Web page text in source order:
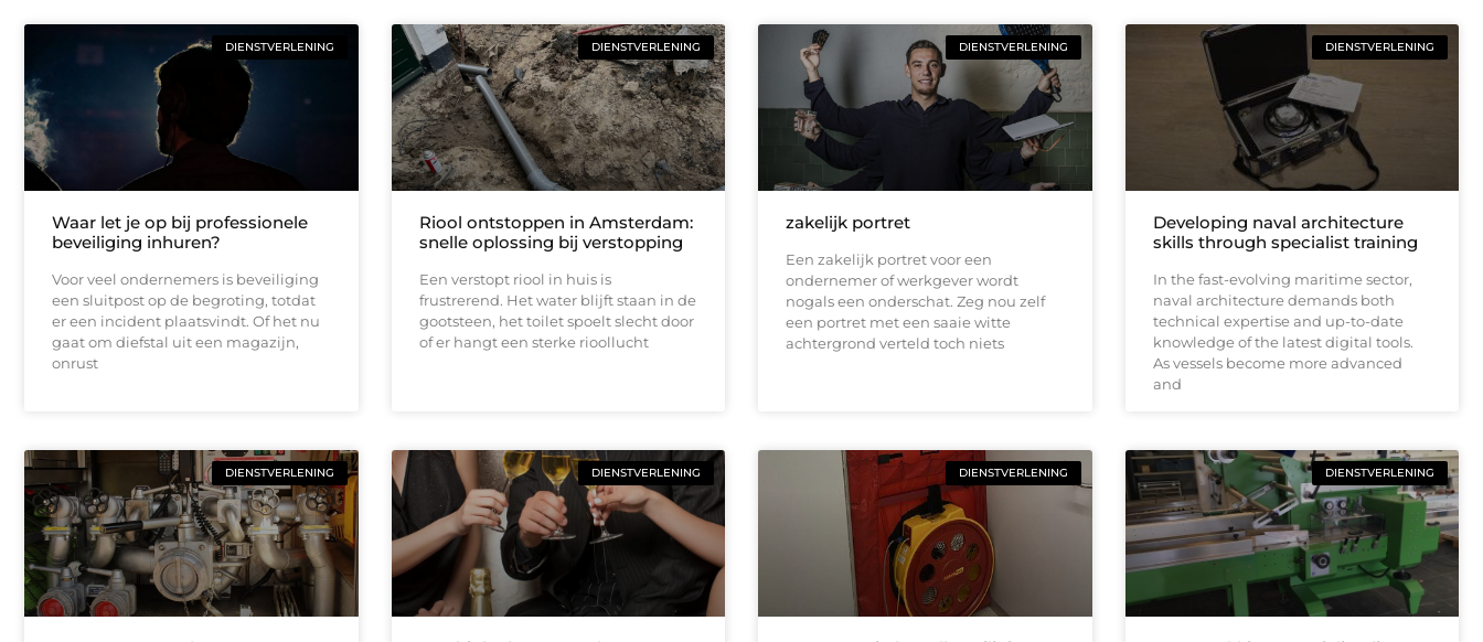
DIENSTVERLENING
Waar let je op bij professionele
beveiliging inhuren?
Voor veel ondernemers is beveiliging
een sluitpost op de begroting, totdat
er een incident plaatsvindt. Of het nu
gaat om diefstal uit een magazijn,
onrust
DIENSTVERLENING
Riool ontstoppen in Amsterdam:
snelle oplossing bij verstopping
Een verstopt riool in huis is
frustrerend. Het water blijft staan in de
gootsteen, het toilet spoelt slecht door
of er hangt een sterke rioollucht
DIENSTVERLENING
zakelijk portret
Een zakelijk portret voor een
ondernemer of werkgever wordt
nogals een onderschat. Zeg nou zelf
een portret met een saaie witte
achtergrond verteld toch niets
DIENSTVERLENING
Developing naval architecture
skills through specialist training
In the fast-evolving maritime sector,
naval architecture demands both
technical expertise and up-to-date
knowledge of the latest digital tools.
As vessels become more advanced
and
DIENSTVERLENING DIENSTVERLENING DIENSTVERLENING DIENSTVERLENING